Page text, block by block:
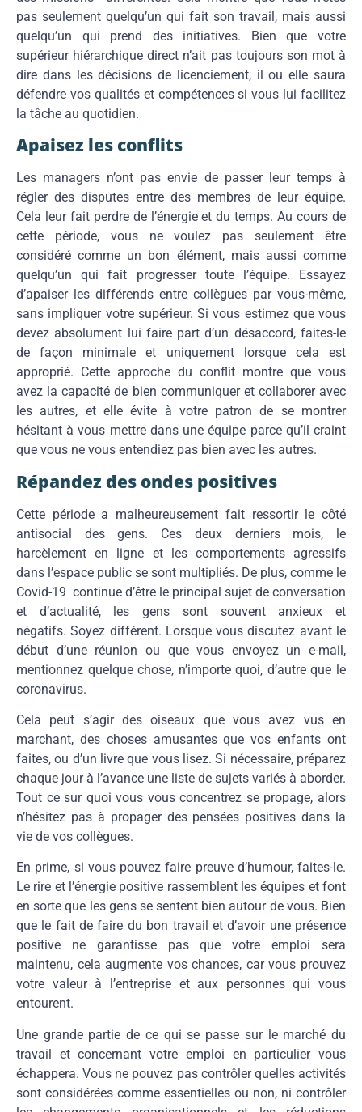
pas seulement quelqu’un qui fait son travail, mais aussi
quelqu’un qui prend des initiatives. Bien que votre
supérieur hiérarchique direct n’ait pas toujours son mot à
dire dans les décisions de licenciement, il ou elle saura
défendre vos qualités et compétences si vous lui facilitez
la tâche au quotidien.
Apaisez les conflits
Les managers n’ont pas envie de passer leur temps à
régler des disputes entre des membres de leur équipe.
Cela leur fait perdre de l’énergie et du temps. Au cours de
cette période, vous ne voulez pas seulement être
considéré comme un bon élément, mais aussi comme
quelqu’un qui fait progresser toute l’équipe. Essayez
d’apaiser les différends entre collègues par vous-même,
sans impliquer votre supérieur. Si vous estimez que vous
devez absolument lui faire part d’un désaccord, faites-le
de façon minimale et uniquement lorsque cela est
approprié. Cette approche du conflit montre que vous
avez la capacité de bien communiquer et collaborer avec
les autres, et elle évite à votre patron de se montrer
hésitant à vous mettre dans une équipe parce qu’il craint
que vous ne vous entendiez pas bien avec les autres.
Répandez des ondes positives
Cette période a malheureusement fait ressortir le côté
antisocial des gens. Ces deux derniers mois, le
harcèlement en ligne et les comportements agressifs
dans l’espace public se sont multipliés. De plus, comme le
Covid-19 continue d’être le principal sujet de conversation
et d’actualité, les gens sont souvent anxieux et
négatifs. Soyez différent. Lorsque vous discutez avant le
début d’une réunion ou que vous envoyez un e-mail,
mentionnez quelque chose, n’importe quoi, d’autre que le
coronavirus.
Cela peut s’agir des oiseaux que vous avez vus en
marchant, des choses amusantes que vos enfants ont
faites, ou d’un livre que vous lisez. Si nécessaire, préparez
chaque jour à l’avance une liste de sujets variés à aborder.
Tout ce sur quoi vous vous concentrez se propage, alors
n’hésitez pas à propager des pensées positives dans la
vie de vos collègues.
En prime, si vous pouvez faire preuve d’humour, faites-le.
Le rire et l’énergie positive rassemblent les équipes et font
en sorte que les gens se sentent bien autour de vous. Bien
que le fait de faire du bon travail et d’avoir une présence
positive ne garantisse pas que votre emploi sera
maintenu, cela augmente vos chances, car vous prouvez
votre valeur à l’entreprise et aux personnes qui vous
entourent.
Une grande partie de ce qui se passe sur le marché du
travail et concernant votre emploi en particulier vous
échappera. Vous ne pouvez pas contrôler quelles activités
sont considérées comme essentielles ou non, ni contrôler